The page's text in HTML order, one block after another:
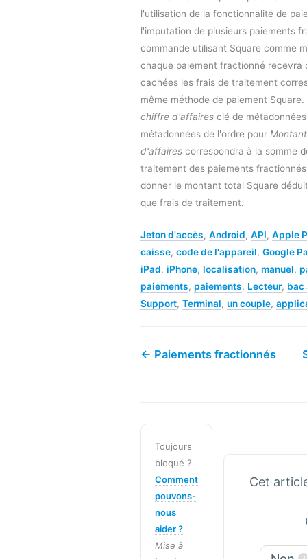
l'utilisation de la fonctionnalité de
l'imputation de plusieurs paiements
commande utilisant Square comme
chaque paiement fractionné recevra
cachées les frais de traitement
même méthode de paiement Square.
chiffre d'affaires clé de
métadonnées de l'ordre pour
d'affaires correspondra à la somme
traitement des paiements
donner le montant total Square
que frais de traitement.
Jeton d'accès, Android, API, Apple
caisse, code de l'appareil, Google
iPad, iPhone, localisation, manuel,
paiements, paiements, Lecteur, bac
Support, Terminal, un couple,
← Paiements fractionnés
Toujours
bloqué ?
Comment
pouvons-
nous
aider ?
Mise à
Cet